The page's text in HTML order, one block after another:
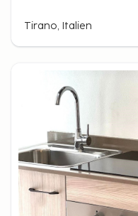
Tirano, Italien